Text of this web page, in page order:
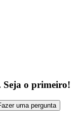
o primeiro!
uma pergunta